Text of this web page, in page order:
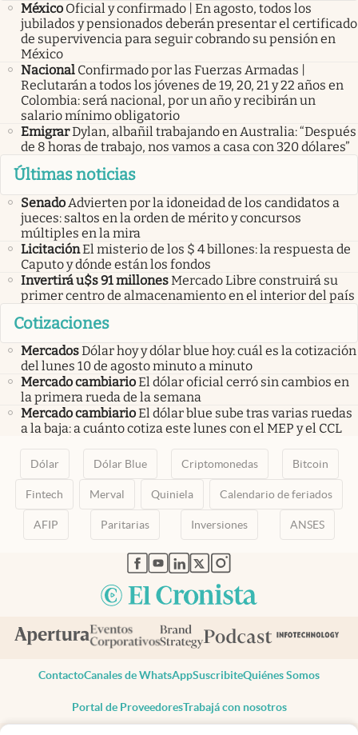
México Oficial y confirmado | En agosto, todos los
jubilados y pensionados deberán presentar el certificado
de supervivencia para seguir cobrando su pensión en
México
Nacional Confirmado por las Fuerzas Armadas |
Reclutarán a todos los jóvenes de 19, 20, 21 y 22 años en
Colombia: será nacional, por un año y recibirán un
salario mínimo obligatorio
EmigrarDylan, albañil trabajando en Australia: “Después
de 8 horas de trabajo, nos vamos a casa con 320 dólares”
Últimas noticias
Senado Advierten por la idoneidad de los candidatos a
jueces: saltos en la orden de mérito y concursos
múltiples en la mira
LicitaciónEl misterio de los $ 4 billones: la respuesta de
Caputo y dónde están los fondos
Invertirá u$s 91 millonesMercado Libre construirá su
primer centro de almacenamiento en el interior del país
Cotizaciones
MercadosDólar hoy y dólar blue hoy: cuál es la cotización
del lunes 10 de agosto minuto a minuto
Mercado cambiarioEl dólar oficial cerró sin cambios en
la primera rueda de la semana
Mercado cambiarioEl dólar blue sube tras varias ruedas
a la baja: a cuánto cotiza este lunes con el MEP y el CCL
Dólar Dólar Blue Criptomonedas Bitcoin
Fintech Merval Quiniela Calendario de feriados
AFIP Paritarias Inversiones ANSES
abre en nueva pestaña
abre en nueva pestaña
abre en nueva pestaña
abre en nueva pestaña
abre en nueva pestaña
ContactoCanales de WhatsAppSuscribiteQuiénes Somos
Portal de ProveedoresTrabajá con nosotros